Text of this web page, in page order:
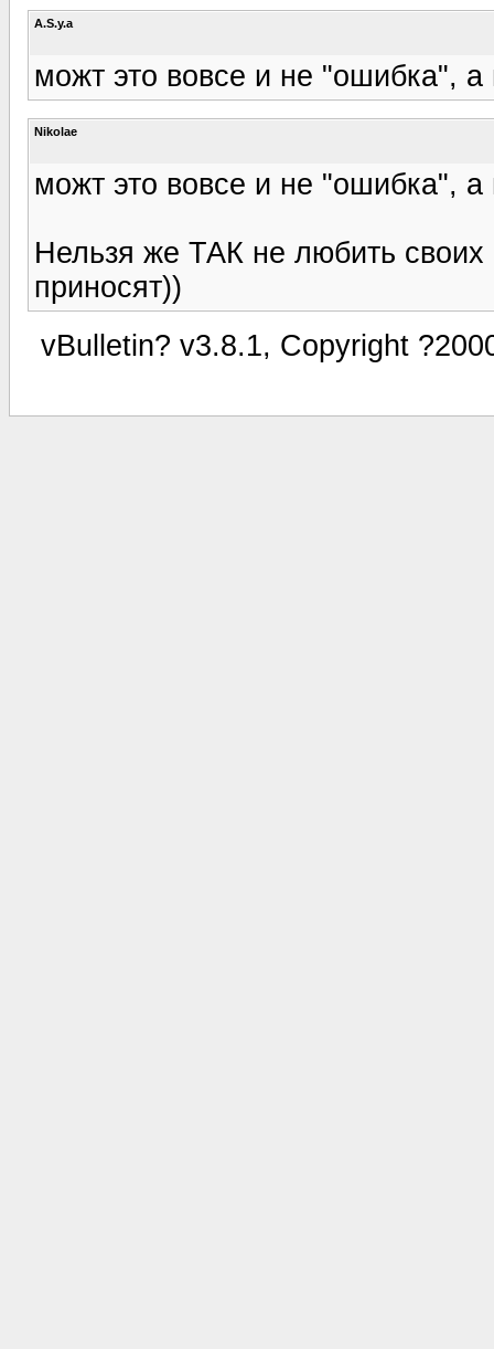
A.S.y.a
можт это вовсе и не "ошибка",
Nikolae
можт это вовсе и не "ошибка",
Нельзя же ТАК не любить
приносят))
vBulletin? v3.8.1, Copyright